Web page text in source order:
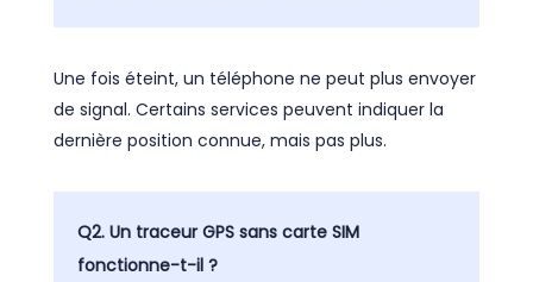
Une fois éteint, un téléphone ne peut plus envoyer
de signal. Certains services peuvent indiquer la
dernière position connue, mais pas plus.
Q2. Un traceur GPS sans carte SIM
fonctionne-t-il ?